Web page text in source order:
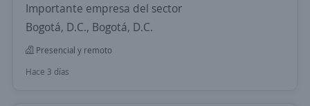
Importante empresa del sector
Bogotá, D.C., Bogotá, D.C.
Presencial y remoto
Hace 3 días